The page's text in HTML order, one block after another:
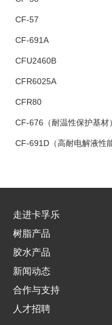
CF-57
CF-691A
CFU2460B
CFR6025A
CFR80
CF-676（耐温性保护基材）
CF-691D（高耐电解液性能
走进卡孚乐
树脂产品
胶水产品
新闻动态
合作与支持
人才招聘